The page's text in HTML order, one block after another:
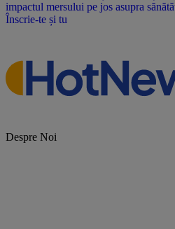
impactul mersului pe jos asupra
Înscrie-te și tu
Despre Noi